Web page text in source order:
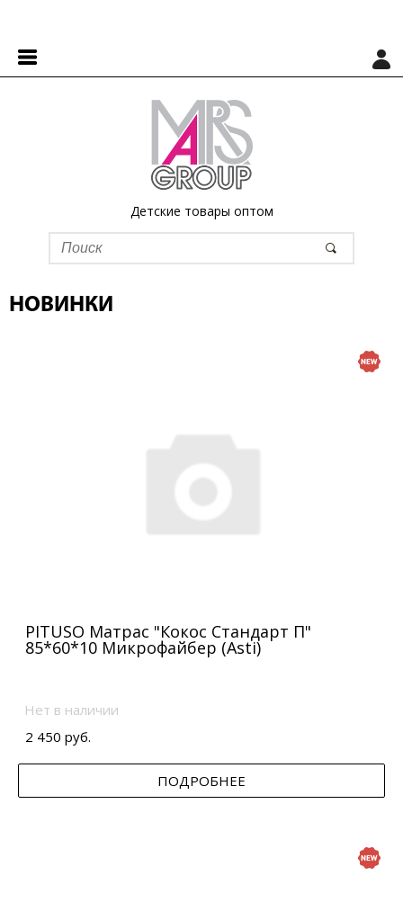
Детские товары оптом
НОВИНКИ
PITUSO Матрас "Кокос Стандарт П"
85*60*10 Микрофайбер (Asti)
Нет в наличии
2 450 руб.
ПОДРОБНЕЕ